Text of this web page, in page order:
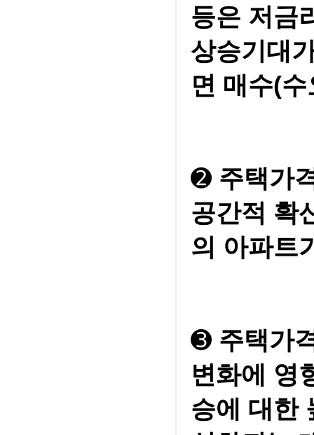
등은 저금
상승기대
면 매수(
➋ 주택가
공간적 확
의 아파트
➌ 주택가
변화에 영
승에 대한